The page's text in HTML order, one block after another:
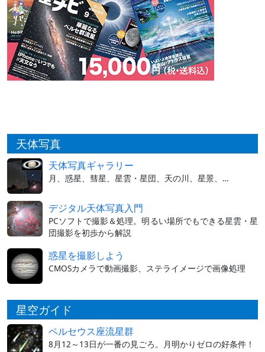
天体写真
天体写真ギャラリー
月、惑星、彗星、星雲・星団、天の川、星景、…
デジタル天体写真入門
PCソフトで撮影＆処理。明るい場所でもできる星雲・星
団撮影を初歩から解説
惑星を撮影しよう
CMOSカメラで動画撮影、ステライメージで画像処理
星空ガイド
ペルセウス座流星群
8月12～13日が一番の見ごろ。月明かりゼロの好条件！